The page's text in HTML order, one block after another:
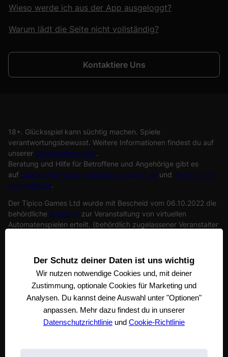
Der Schutz deiner Daten ist uns wichtig
Wir nutzen notwendige Cookies und, mit deiner
Zustimmung, optionale Cookies für Marketing und
Analysen. Du kannst deine Auswahl unter "Optionen"
anpassen. Mehr dazu findest du in unserer
Datenschutzrichtlinie und Cookie-Richtlinie
Wieso werde ich aus der App ausgeloggt?
Warum lädt die Seite nicht vollständig?
Kontaktiere Uns
18+. Glücksspiel kann süchtig machen. Spiele
verantwortungsbewusst. Weitere Informationen findest du auf
unserer Spielerschutzseite.
Beratung und Hilfe für Betroffene und Angehörige gibt es
auf bundesweit-gegen-gluecksspielsucht.de und www.check-
dein-spiel.de.
Der Tipico Games Ltd wurde mit Bescheid vom 06.10.2022 die
behördliche Erlaubnis zur Veranstaltung von virtuellen
Automatenspielen erteilt. (behördlich zugelassener Veranstalter
Die registrierte Adresse der Tipico Games Ltd ist Tipico Tower,